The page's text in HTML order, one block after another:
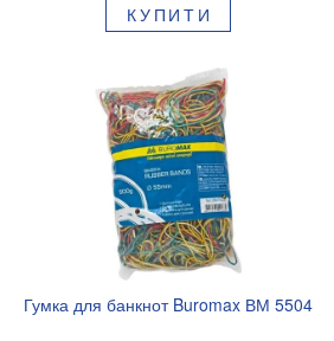
КУПИТИ
Гумка для банкнот Buromax ВМ 5504